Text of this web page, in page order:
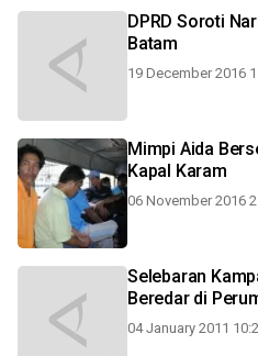
DPRD Soroti
Batam
19 December 2016
Mimpi Aida
Kapal Karam
06 November 2016
Selebaran
Beredar di
04 January 2011